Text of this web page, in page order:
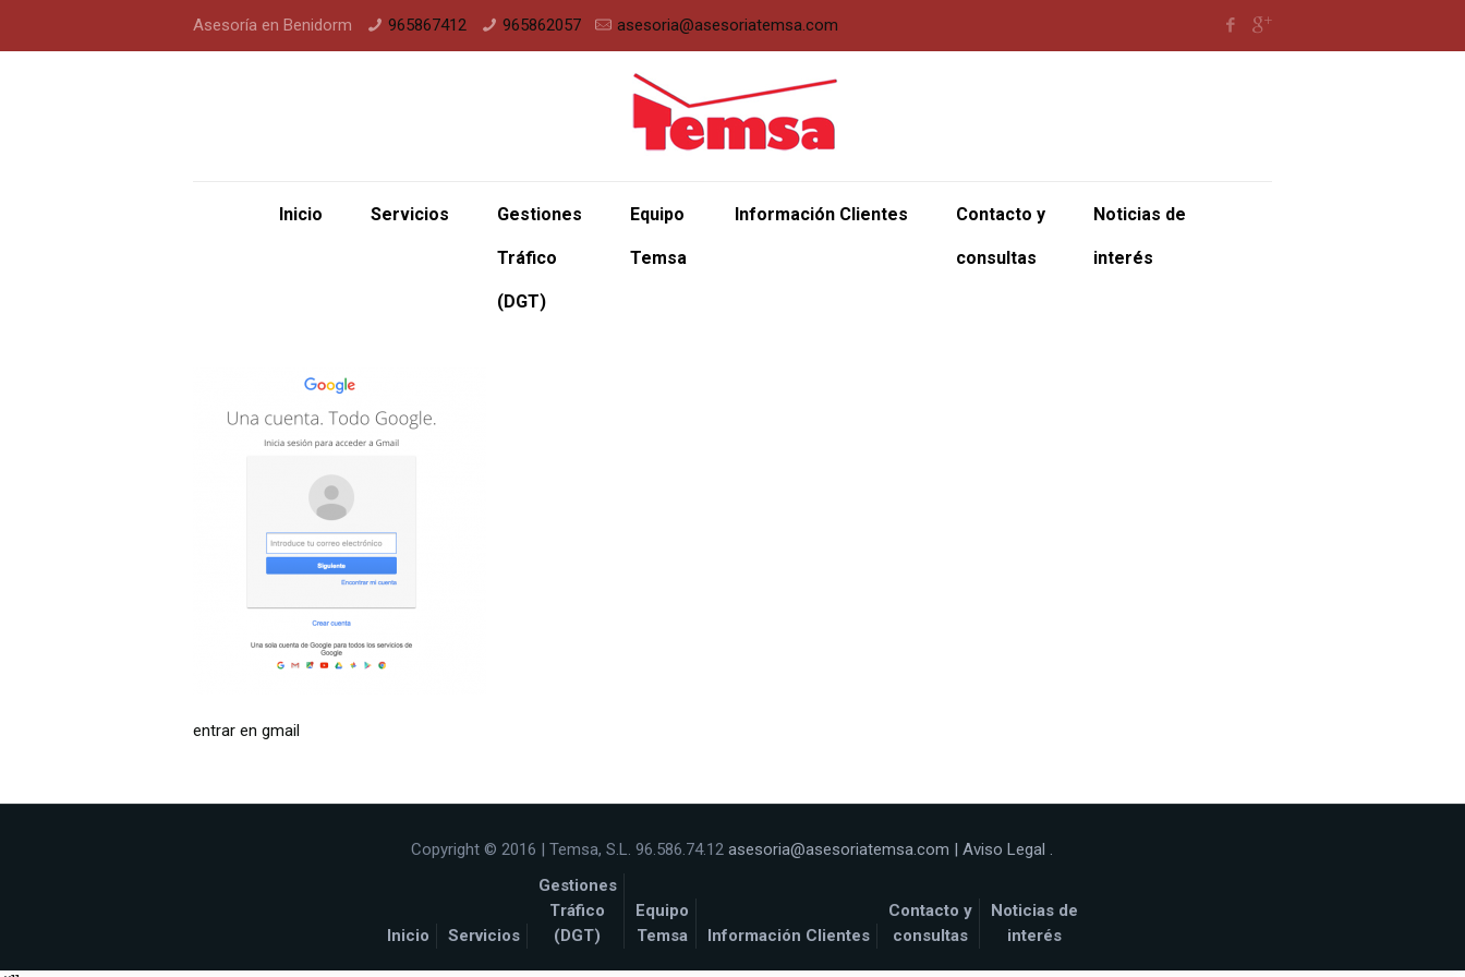
Asesoría en Benidorm 965867412 965862057 asesoria@asesoriatemsa.com
Inicio Servicios Gestiones
Tráfico
(DGT)
Equipo
Temsa
Información Clientes Contacto y
consultas
Noticias de
interés
entrar en gmail
Copyright © 2016 | Temsa, S.L. 96.586.74.12asesoria@asesoriatemsa.com |Aviso Legal .
Inicio Servicios
Gestiones
Tráfico
(DGT)
Equipo
Temsa
Información Clientes
Contacto y
consultas
Noticias de
interés